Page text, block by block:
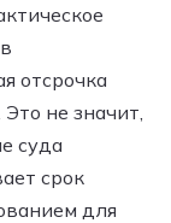
отсрочка
не значит,
суда
срок
для